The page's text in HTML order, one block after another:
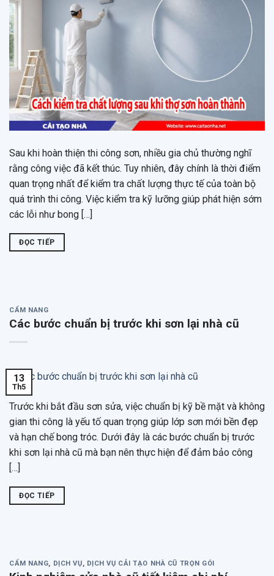
Sau khi hoàn thiện thi công sơn, nhiều gia chủ thường nghĩ
rằng công việc đã kết thúc. Tuy nhiên, đây chính là thời điểm
quan trọng nhất để kiểm tra chất lượng thực tế của toàn bộ
quá trình thi công. Việc kiểm tra kỹ lưỡng giúp phát hiện sớm
các lỗi như bong […]
ĐỌC TIẾP
CẨM NANG
Các bước chuẩn bị trước khi sơn lại nhà cũ
13
Th5
Trước khi bắt đầu sơn sửa, việc chuẩn bị kỹ bề mặt và không
gian thi công là yếu tố quan trọng giúp lớp sơn mới bền đẹp
và hạn chế bong tróc. Dưới đây là các bước chuẩn bị trước
khi sơn lại nhà cũ mà bạn nên thực hiện để đảm bảo công
[…]
ĐỌC TIẾP
CẨM NANG, DỊCH VỤ, DỊCH VỤ CẢI TẠO NHÀ CŨ TRỌN GÓI